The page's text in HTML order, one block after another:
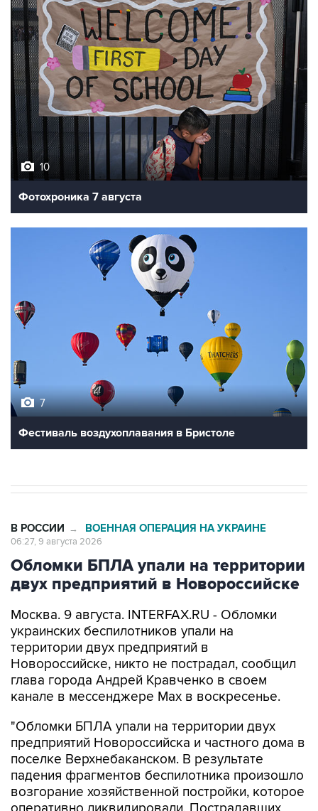
10
Фотохроника 7 августа
7
Фестиваль воздухоплавания в Бристоле
В РОССИИ → ВОЕННАЯ ОПЕРАЦИЯ НА УКРАИНЕ
06:27, 9 августа 2026
Обломки БПЛА упали на территории
двух предприятий в Новороссийске
Москва. 9 августа. INTERFAX.RU - Обломки
украинских беспилотников упали на
территории двух предприятий в
Новороссийске, никто не пострадал, сообщил
глава города Андрей Кравченко в своем
канале в мессенджере Max в воскресенье.
"Обломки БПЛА упали на территории двух
предприятий Новороссийска и частного дома в
поселке Верхнебаканском. В результате
падения фрагментов беспилотника произошло
возгорание хозяйственной постройки, которое